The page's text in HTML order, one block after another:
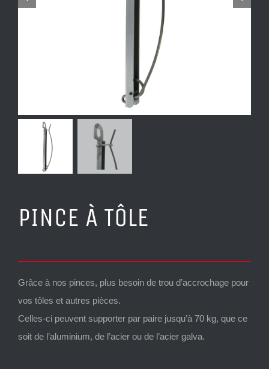
PINCE À TÔLE
Grâce à nos pinces, plus besoin de trou d’accrochage pour
vos tôles et autres pièces.
Celles-ci peuvent supporter par paire jusqu’à 70 kg, que ce
soit de l’aluminium, de l’acier ou de l’acier galva.